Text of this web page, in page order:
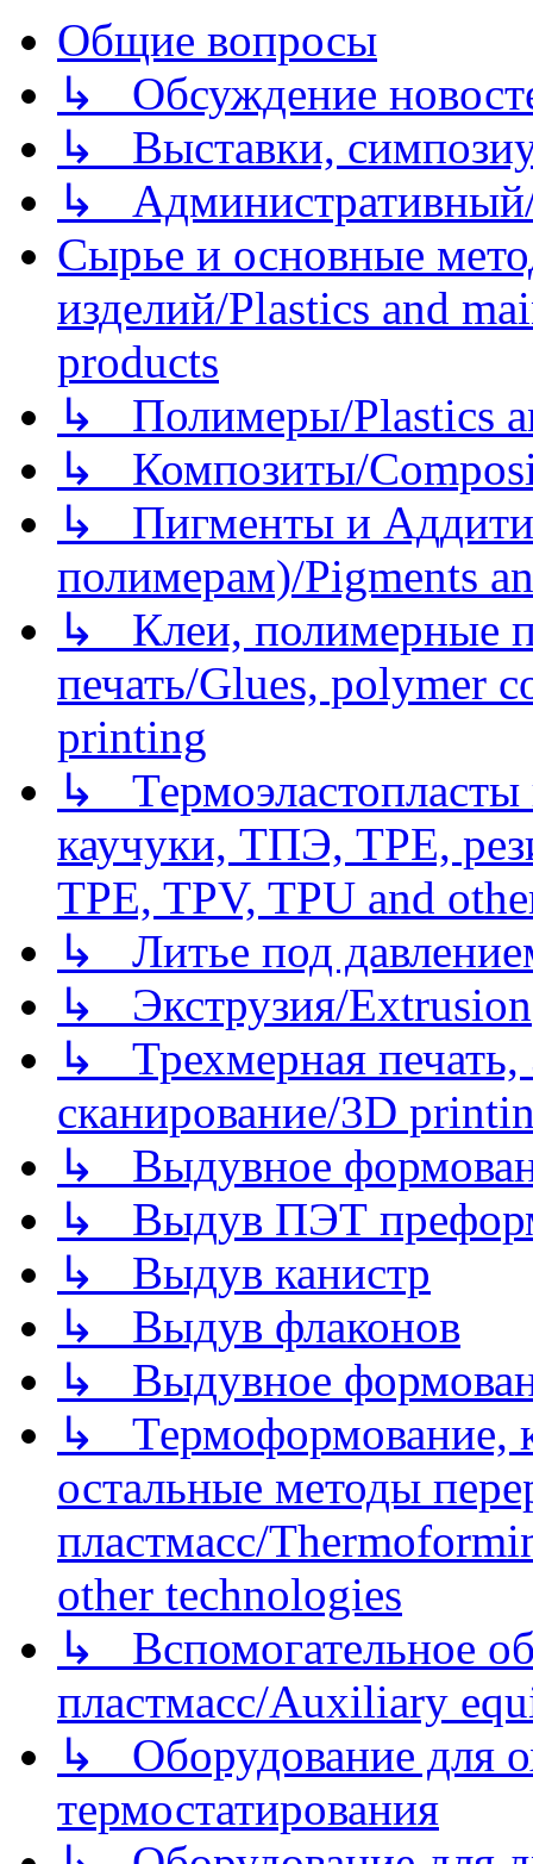
Общие вопросы
↳ Обсуждение
↳ Выставки,
↳
Сырье и основные
изделий/Plastics and
products
↳ Полимеры/Plastics
↳ Композиты/
↳ Пигменты и
полимерам)/Pigments
↳ Клеи, полимерные
печать/Glues, polymer
printing
↳
каучуки, ТПЭ, TPE,
TPE, TPV, TPU and
↳ Литье под
↳ Экструзия/Extrusion
↳ Трехмерная
сканирование/3D
↳ Выдувное
↳ Выдув ПЭТ
↳ Выдув канистр
↳ Выдув флаконов
↳ Выдувное
↳ Термоформование,
остальные методы
пластмасс/
other technologies
↳ Вспомогательное
пластмасс/Auxiliary
↳ Оборудование для
термостатирования